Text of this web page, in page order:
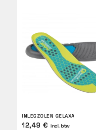
INLEGZOLEN GELAXA
12,49 € incl. btw